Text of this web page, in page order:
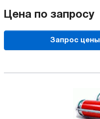
Цена по запросу
Запрос цены